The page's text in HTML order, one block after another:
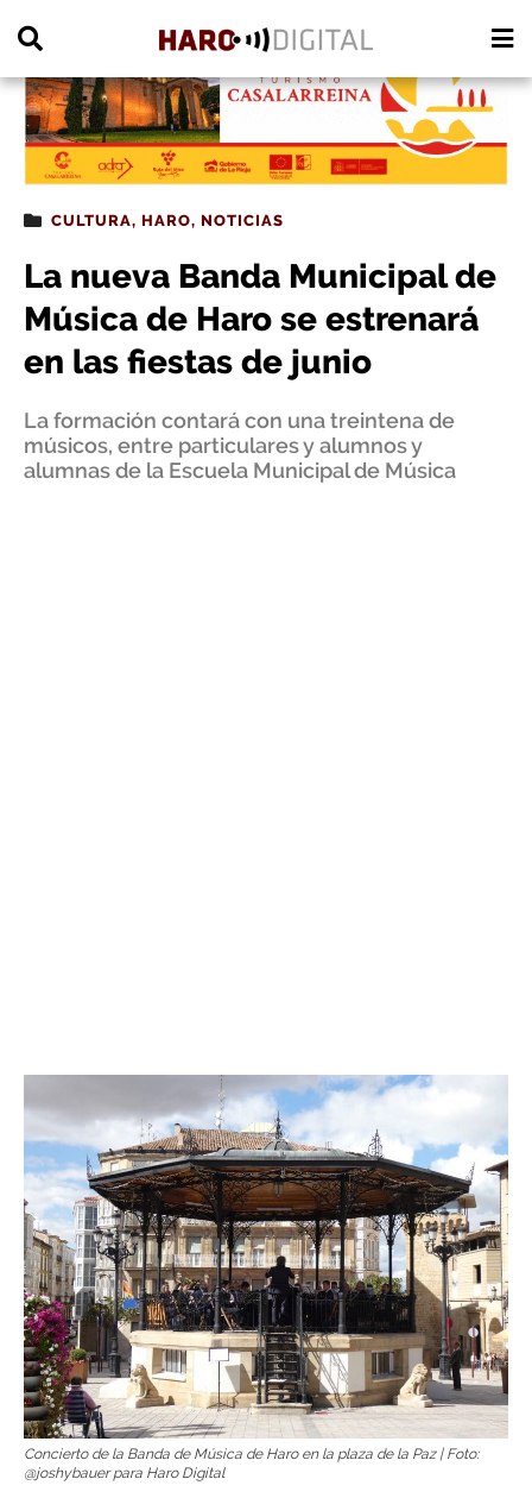
CULTURA, HARO, NOTICIAS
La nueva Banda Municipal de
Música de Haro se estrenará
en las fiestas de junio
La formación contará con una treintena de
músicos, entre particulares y alumnos y
alumnas de la Escuela Municipal de Música
Concierto de la Banda de Música de Haro en la plaza de la Paz | Foto:
@joshybauer para Haro Digital